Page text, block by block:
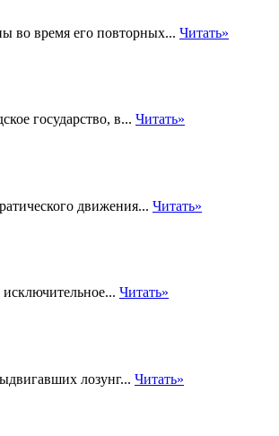
во время его повторных... Читать»
государство, в... Читать»
движения... Читать»
исключительное... Читать»
лозунг... Читать»